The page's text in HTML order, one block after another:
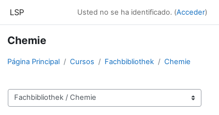
LSP Usted no se ha identificado. (Acceder)
Chemie
Página Principal Cursos Fachbibliothek Chemie
Categorías